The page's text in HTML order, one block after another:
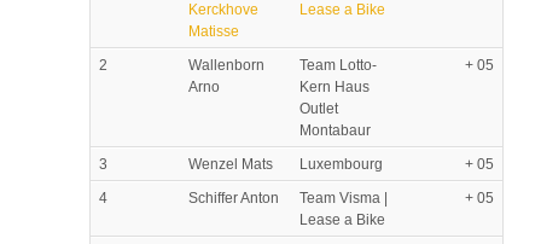
Kerckhove
Matisse
Lease a Bike
2
Wallenborn
Arno
Team Lotto-
Kern Haus
Outlet
Montabaur
+ 05
3 Wenzel Mats Luxembourg
+ 05
4
Schiffer Anton
Team Visma |
Lease a Bike
+ 05